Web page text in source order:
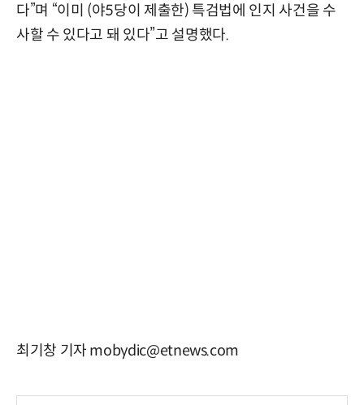
다”며 “이미 (야5당이 제출한) 특검법에 인지 사건을 수
사할 수 있다고 돼 있다”고 설명했다.
최기창 기자 mobydic@etnews.com